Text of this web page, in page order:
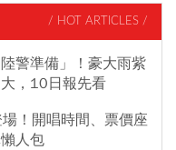
/ HOT ARTICLES /
警準備」！豪大雨紫
，10日報先看
！開唱時間、票價座
人包